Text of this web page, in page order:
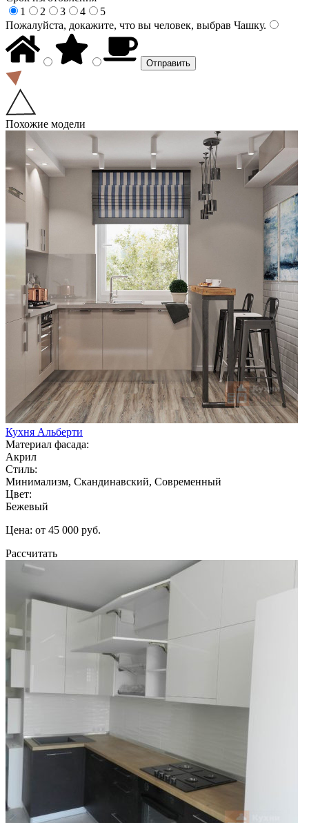
1
2 3 4
5
Пожалуйста, докажите, что вы человек, выбрав Чашку.
Похожие модели
Кухня Альберти
Материал фасада:
Акрил
Стиль:
Минимализм, Скандинавский, Современный
Цвет:
Бежевый
Цена: от 45 000 руб.
Рассчитать